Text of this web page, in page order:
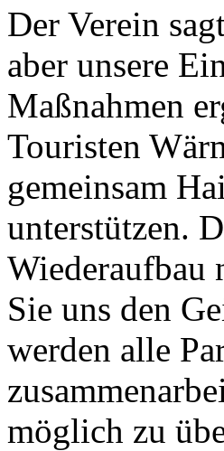
Der Verein
aber unsere
Maßnahmen
Touristen
gemeinsam
unterstützen.
Wiederaufbau
Sie uns den
werden alle
möglich zu